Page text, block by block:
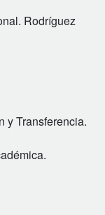
Rodríguez
y Transferencia.